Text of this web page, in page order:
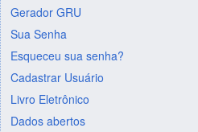
Gerador GRU
Sua Senha
Esqueceu sua senha?
Cadastrar Usuário
Livro Eletrônico
Dados abertos